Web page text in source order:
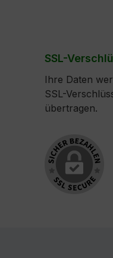
SSL-
Ihre Daten
SSL-
übertragen.